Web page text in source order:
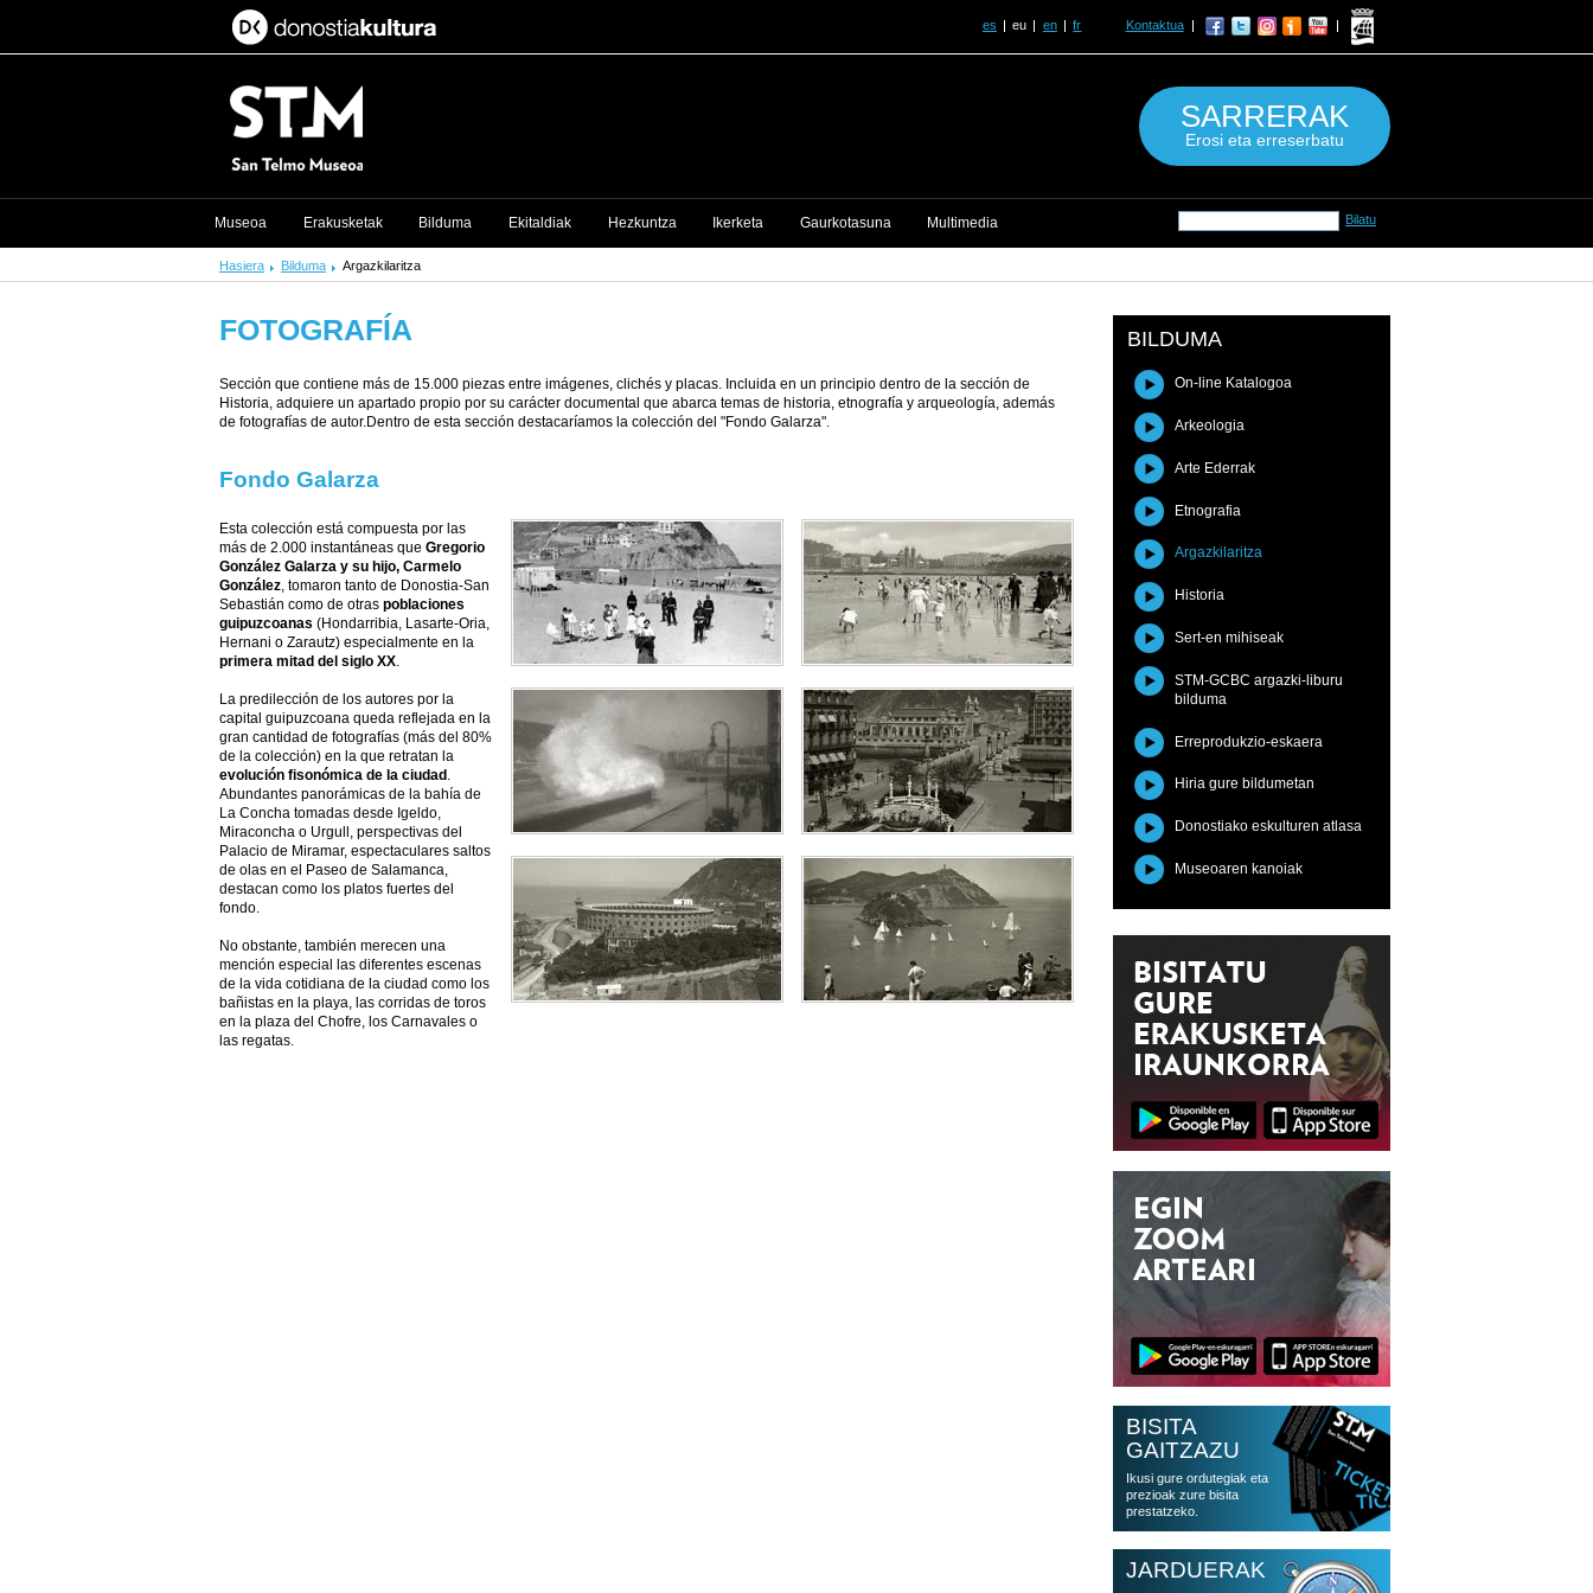
Hasiera Bilduma Argazkilaritza
FOTOGRAFÍA
Sección que contiene más de 15.000 piezas entre imágenes, clichés y placas. Incluida en un principio dentro de la sección de
Historia, adquiere un apartado propio por su carácter documental que abarca temas de historia, etnografía y arqueología, además
de fotografías de autor.Dentro de esta sección destacaríamos la colección del "Fondo Galarza".
Fondo Galarza
Esta colección está compuesta por las
más de 2.000 instantáneas que Gregorio
González Galarza y su hijo, Carmelo
González , tomaron tanto de Donostia-San
Sebastián como de otras poblaciones
guipuzcoanas (Hondarribia, Lasarte-Oria,
Hernani o Zarautz) especialmente en la
primera mitad del siglo XX
La predilección de los autores por la
capital guipuzcoana queda reflejada en la
gran cantidad de fotografías (más del 80%
de la colección) en la que retratan la
evolución fisonómica de la ciudad .
Abundantes panorámicas de la bahía de
La Concha tomadas desde Igeldo,
Miraconcha o Urgull, perspectivas del
Palacio de Miramar, espectaculares saltos
de olas en el Paseo de Salamanca,
destacan como los platos fuertes del
fondo.
No obstante, también merecen una
mención especial las diferentes escenas
de la vida cotidiana de la ciudad como los
bañistas en la playa, las corridas de toros
en la plaza del Chofre, los Carnavales o
las regatas.
BILDUMA
On-line Katalogoa
Arkeologia
Arte Ederrak
Etnografia
Argazkilaritza
Historia
Sert-en mihiseak
STM-GCBC argazki-liburu
bilduma
Erreprodukzio-eskaera
Hiria gure bildumetan
Donostiako eskulturen atlasa
Museoaren kanoiak
BISITA
GAITZAZU
Ikusi gure ordutegiak eta
prezioak zure bisita
prestatzeko.
JARDUERAK
es eu en fr Kontaktua
SARRERAK
Erosi eta erreserbatu
Museoa Erakusketak Bilduma Ekitaldiak Hezkuntza Ikerketa Gaurkotasuna Multimedia